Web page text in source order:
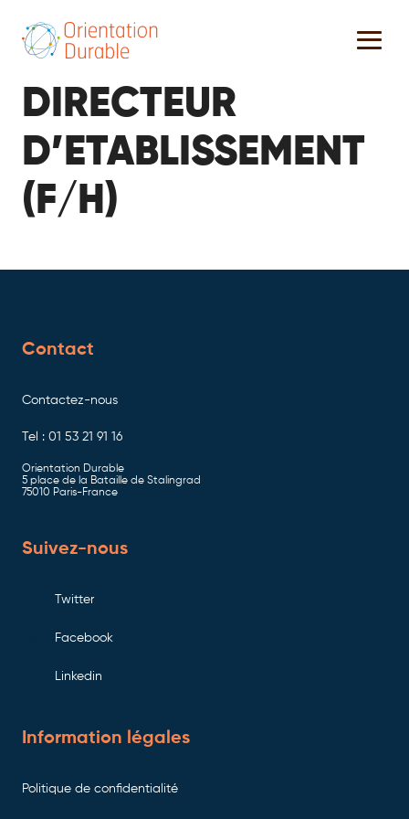
DIRECTEUR
D’ETABLISSEMENT
(F/H)
Contact
Contactez-nous
Tel : 01 53 21 91 16
Orientation Durable
5 place de la Bataille de Stalingrad
75010 Paris-France
Suivez-nous
Twitter
Facebook
Linkedin
Information légales
Politique de confidentialité